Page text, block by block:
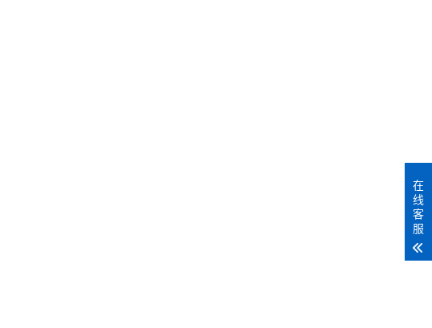
在
线
客
服